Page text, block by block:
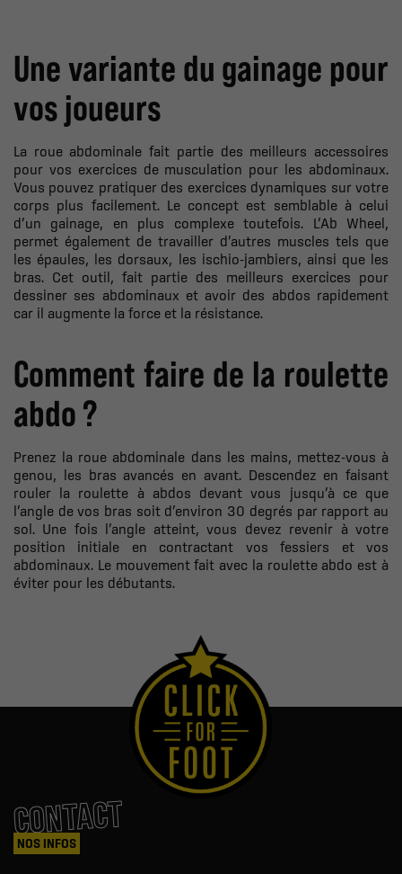
Une variante du gainage pour
vos joueurs
La roue abdominale fait partie des meilleurs accessoires
pour vos exercices de musculation pour les abdominaux.
Vous pouvez pratiquer des exercices dynamiques sur votre
corps plus facilement. Le concept est semblable à celui
d’un gainage, en plus complexe toutefois. L’Ab Wheel,
permet également de travailler d’autres muscles tels que
les épaules, les dorsaux, les ischio-jambiers, ainsi que les
bras. Cet outil, fait partie des meilleurs exercices pour
dessiner ses abdominaux et avoir des abdos rapidement
car il augmente la force et la résistance.
Comment faire de la roulette
abdo ?
Prenez la roue abdominale dans les mains, mettez-vous à
genou, les bras avancés en avant. Descendez en faisant
rouler la roulette à abdos devant vous jusqu’à ce que
l’angle de vos bras soit d’environ 30 degrés par rapport au
sol. Une fois l’angle atteint, vous devez revenir à votre
position initiale en contractant vos fessiers et vos
abdominaux. Le mouvement fait avec la roulette abdo est à
éviter pour les débutants.
CONTACT
NOS INFOS